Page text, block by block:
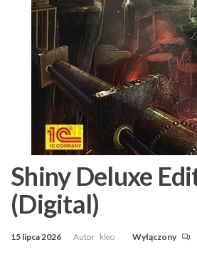
Shiny Deluxe
(Digital)
15 lipca 2026 Autor kleo Wyłączony